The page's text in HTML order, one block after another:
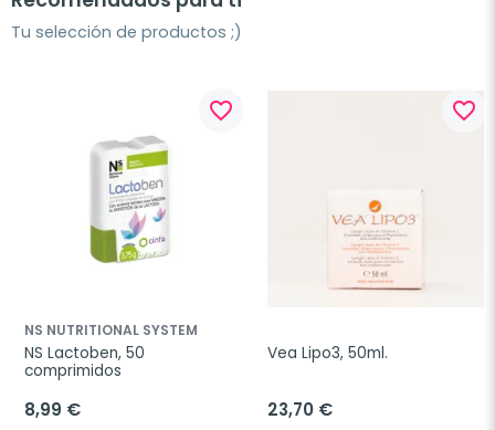
Tu selección de productos ;)
favorite_border
NS NUTRITIONAL SYSTEM
NS Lactoben, 50
comprimidos
8,99 €
favorite_border
Vea Lipo3, 50ml.
23,70 €